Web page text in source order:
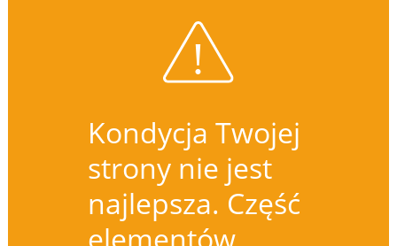
Kondycja Twojej
strony nie jest
najlepsza. Część